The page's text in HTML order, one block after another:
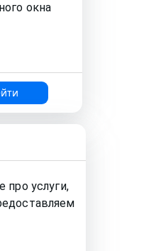
окна
про услуги,